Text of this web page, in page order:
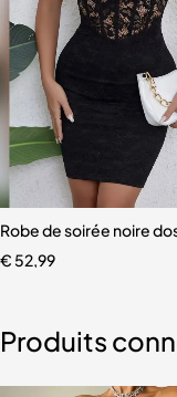
confortable
Robe de soirée noire
€ 52,99
Produits